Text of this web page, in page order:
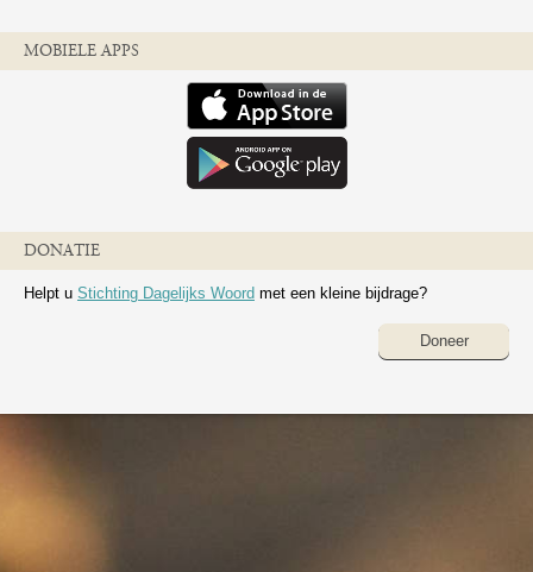
MOBIELE APPS
DONATIE
Helpt u Stichting Dagelijks Woord met een kleine bijdrage?
Doneer